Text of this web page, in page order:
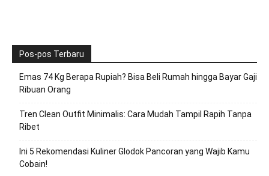
Pos-pos Terbaru
Emas 74 Kg Berapa Rupiah? Bisa Beli Rumah hingga Bayar Gaji
Ribuan Orang
Tren Clean Outfit Minimalis: Cara Mudah Tampil Rapih Tanpa
Ribet
Ini 5 Rekomendasi Kuliner Glodok Pancoran yang Wajib Kamu
Cobain!